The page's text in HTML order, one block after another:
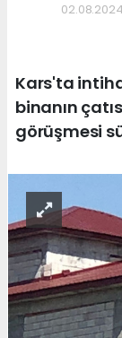
Kars'ta
binanın
görüşmesi